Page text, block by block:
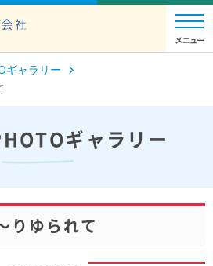
ギャラリー
ギャラリー
ゆられて